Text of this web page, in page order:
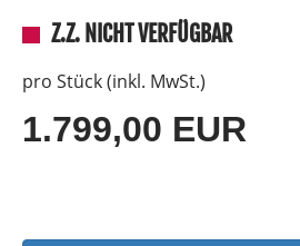
Z.Z. NICHT VERFÜGBAR
pro Stück (inkl. MwSt.)
1.799,00 EUR